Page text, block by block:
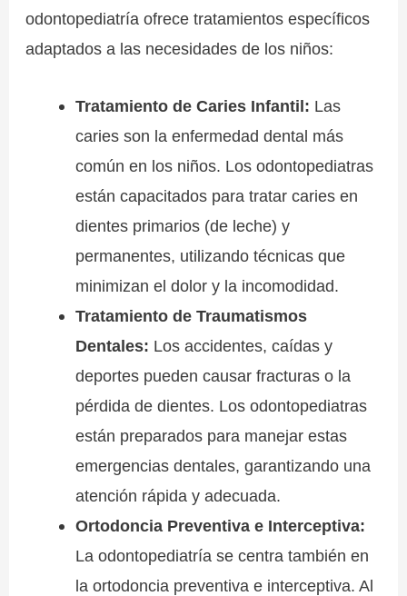
odontopediatría ofrece tratamientos específicos
adaptados a las necesidades de los niños:
Tratamiento de Caries Infantil: Las
caries son la enfermedad dental más
común en los niños. Los odontopediatras
están capacitados para tratar caries en
dientes primarios (de leche) y
permanentes, utilizando técnicas que
minimizan el dolor y la incomodidad.
Tratamiento de Traumatismos
Dentales: Los accidentes, caídas y
deportes pueden causar fracturas o la
pérdida de dientes. Los odontopediatras
están preparados para manejar estas
emergencias dentales, garantizando una
atención rápida y adecuada.
Ortodoncia Preventiva e Interceptiva:
La odontopediatría se centra también en
la ortodoncia preventiva e interceptiva. Al